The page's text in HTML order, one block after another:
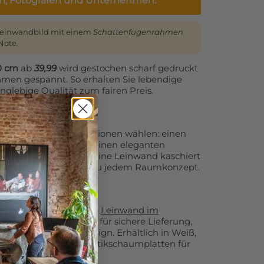
mit einem Schattenfugenrahmen
cm ab 39,99wird gestochen scharf gedruckt
gespannt. So erhalten Sie lebendige
Qualität zum fairen Preis.
Sie zusätzliche Optionen wählen: einen
Randdruck, einen eleganten
Leinwand oder eine Leinwand kaschiert
perfekt zu jedem Raumkonzept.
wir unsere Leinwand im
. Diese Variante sorgt für sichere Lieferung,
ein modernes Design. Erhältlich in Weiß,
auch mit Akustikschaumplatten für